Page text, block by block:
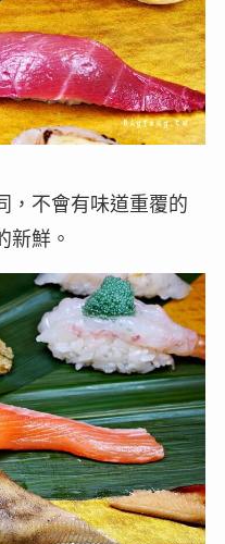
，不會有味道重覆的
新鮮。